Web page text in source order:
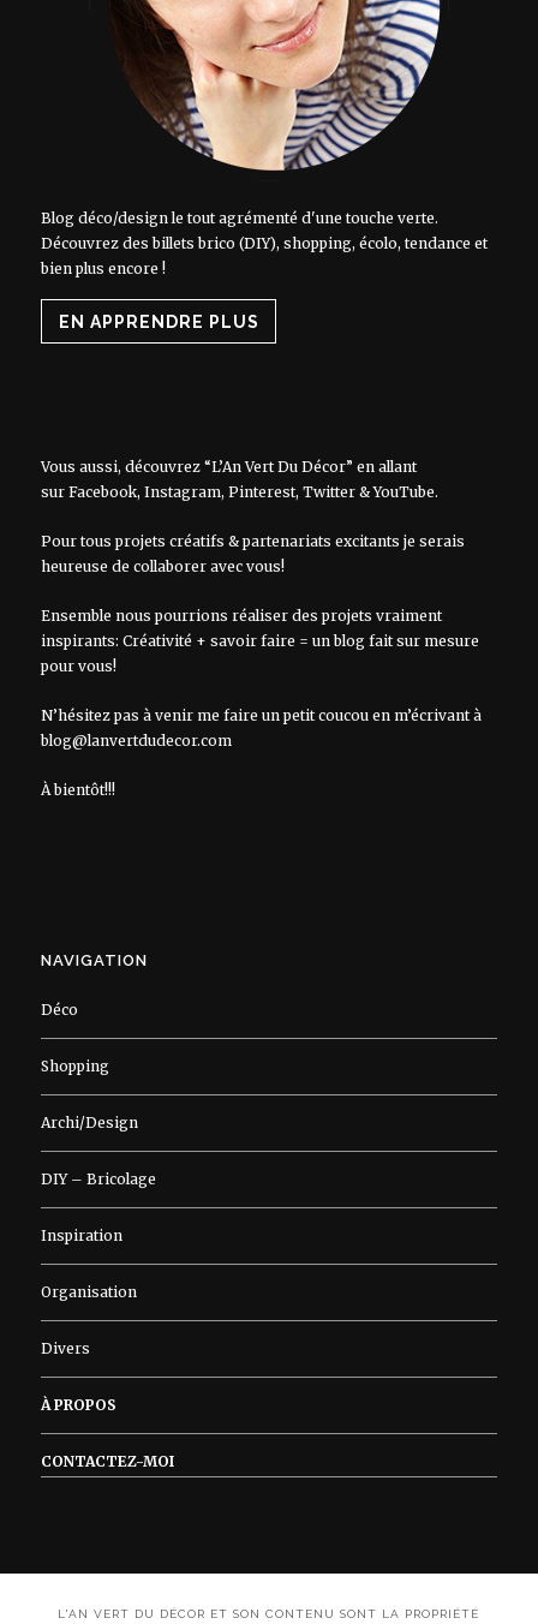
Blog déco/design le tout agrémenté d'une touche verte.
Découvrez des billets brico (DIY), shopping, écolo, tendance et
bien plus encore !
EN APPRENDRE PLUS
Vous aussi, découvrez “L’An Vert Du Décor” en allant
sur Facebook, Instagram, Pinterest, Twitter&YouTube.
Pour tous projets créatifs & partenariats excitants je serais
heureuse de collaborer avec vous!
Ensemble nous pourrions réaliser des projets vraiment
inspirants: Créativité + savoir faire = un blog fait sur mesure
pour vous!
N’hésitez pas à venir me faire un petit coucou en m’écrivant à
blog@lanvertdudecor.com
À bientôt!!!
NAVIGATION
Déco
Shopping
Archi/Design
DIY – Bricolage
Inspiration
Organisation
Divers
À PROPOS
CONTACTEZ-MOI
L'AN VERT DU DÉCOR ET SON CONTENU SONT LA PROPRIÉTÉ